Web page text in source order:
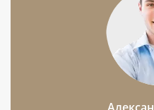
расстояние —
До воды:
0,2
Девелопер: